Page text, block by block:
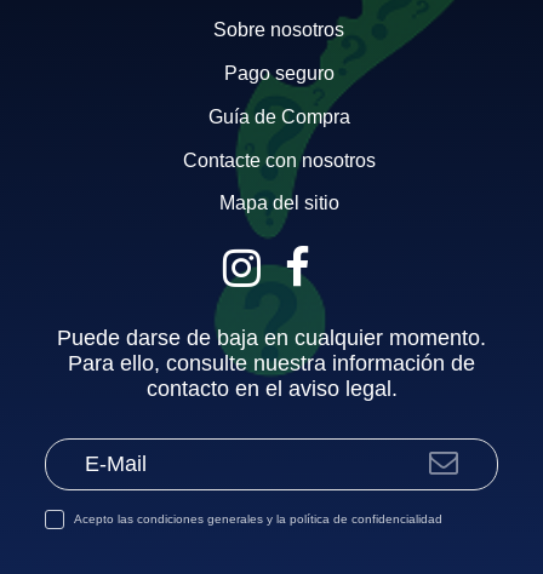
Sobre nosotros
Pago seguro
Guía de Compra
Contacte con nosotros
Mapa del sitio
Puede darse de baja en cualquier momento.
Para ello, consulte nuestra información de
contacto en el aviso legal.
Acepto lascondiciones generales y lapolítica de confidencialidad